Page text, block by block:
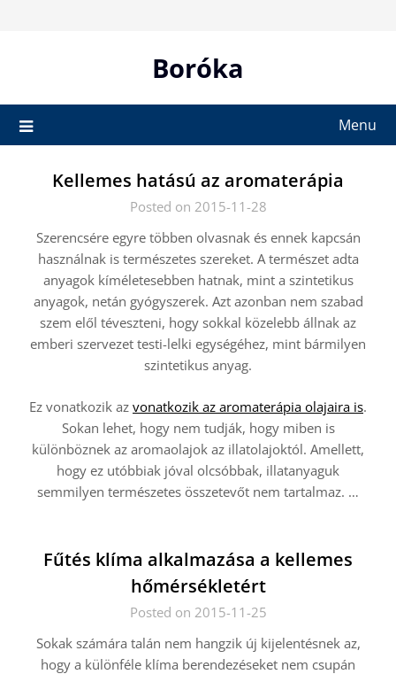
Boróka
Menu
Kellemes hatású az aromaterápia
Posted on 2015-11-28
Szerencsére egyre többen olvasnak és ennek kapcsán
használnak is természetes szereket. A természet adta
anyagok kíméletesebben hatnak, mint a szintetikus
anyagok, netán gyógyszerek. Azt azonban nem szabad
szem elől téveszteni, hogy sokkal közelebb állnak az
emberi szervezet testi-lelki egységéhez, mint bármilyen
szintetikus anyag.
Ez vonatkozik az vonatkozik az aromaterápia olajaira is.
Sokan lehet, hogy nem tudják, hogy miben is
különböznek az aromaolajok az illatolajoktól. Amellett,
hogy ez utóbbiak jóval olcsóbbak, illatanyaguk
semmilyen természetes összetevőt nem tartalmaz. …
Fűtés klíma alkalmazása a kellemes
hőmérsékletért
Posted on 2015-11-25
Sokak számára talán nem hangzik új kijelentésnek az,
hogy a különféle klíma berendezéseket nem csupán